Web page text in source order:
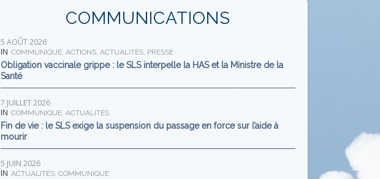
COMMUNICATIONS
5 AOÛT 2026
IN COMMUNIQUE,ACTIONS,ACTUALITÉS, PRESSE
Obligation vaccinale grippe : le SLS interpelle la HAS et la Ministre de la
Santé
7 JUILLET 2026
IN COMMUNIQUE,ACTUALITÉS
Fin de vie : le SLS exige la suspension du passage en force sur l’aide à
mourir
5 JUIN 2026
IN ACTUALITÉS,COMMUNIQUE